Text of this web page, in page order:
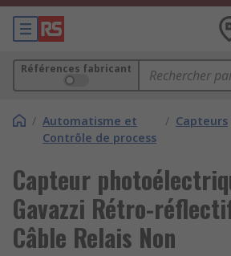
Références fabricant
/ Automatisme et
Contrôle de process
/ Capteurs
Capteur
Gavazzi Rétro-
Câble Relais Non